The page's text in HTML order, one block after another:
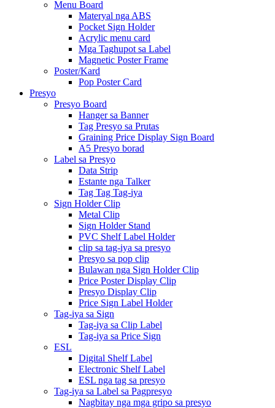
Menu Board
Materyal nga ABS
Pocket Sign Holder
Acrylic menu card
Mga Taghupot sa Label
Magnetic Poster Frame
Poster/Kard
Pop Poster Card
Presyo
Presyo Board
Hanger sa Banner
Tag Presyo sa Prutas
Graining Price Display Sign Board
A5 Presyo borad
Label sa Presyo
Data Strip
Estante nga Talker
Tag Tag Tag-iya
Sign Holder Clip
Metal Clip
Sign Holder Stand
PVC Shelf Label Holder
clip sa tag-iya sa presyo
Presyo sa pop clip
Bulawan nga Sign Holder Clip
Price Poster Display Clip
Presyo Display Clip
Price Sign Label Holder
Tag-iya sa Sign
Tag-iya sa Clip Label
Tag-iya sa Price Sign
ESL
Digital Shelf Label
Electronic Shelf Label
ESL nga tag sa presyo
Tag-iya sa Label sa Pagpresyo
Nagbitay nga mga gripo sa presyo